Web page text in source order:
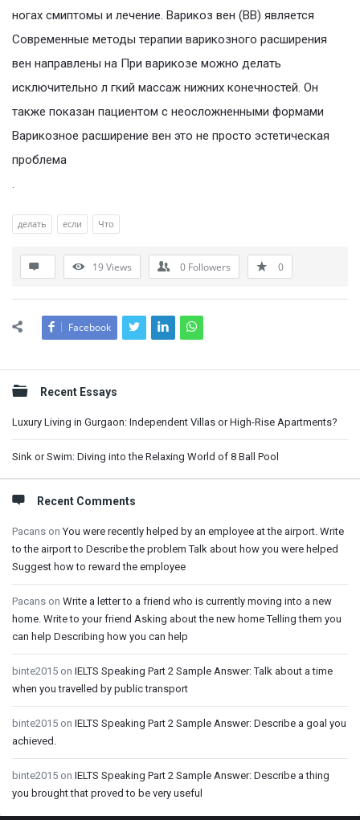
ногах смиптомы и лечение. Варикоз вен (ВВ) является
Современные методы терапии варикозного расширения
вен направлены на При варикозе можно делать
исключительно л гкий массаж нижних конечностей. Он
также показан пациентом с неосложненными формами
Варикозное расширение вен это не просто эстетическая
проблема
.
делать если Что
19Views 0 Followers 0
Facebook
Sidebar
Recent Essays
Luxury Living in Gurgaon: Independent Villas or High-Rise Apartments?
Sink or Swim: Diving into the Relaxing World of 8 Ball Pool
Recent Comments
Pacans onYou were recently helped by an employee at the airport. Write
to the airport to Describe the problem Talk about how you were helped
Suggest how to reward the employee
Pacans on Write a letter to a friend who is currently moving into a new
home. Write to your friend Asking about the new home Telling them you
can help Describing how you can help
binte2015 on IELTS Speaking Part 2 Sample Answer: Talk about a time
when you travelled by public transport
binte2015 on IELTS Speaking Part 2 Sample Answer: Describe a goal you
achieved.
binte2015 on IELTS Speaking Part 2 Sample Answer: Describe a thing
you brought that proved to be very useful